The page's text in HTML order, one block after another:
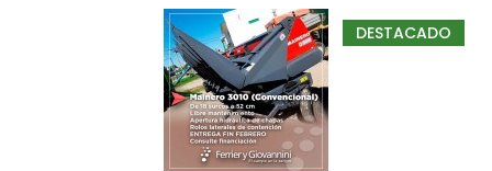
DESTACADO